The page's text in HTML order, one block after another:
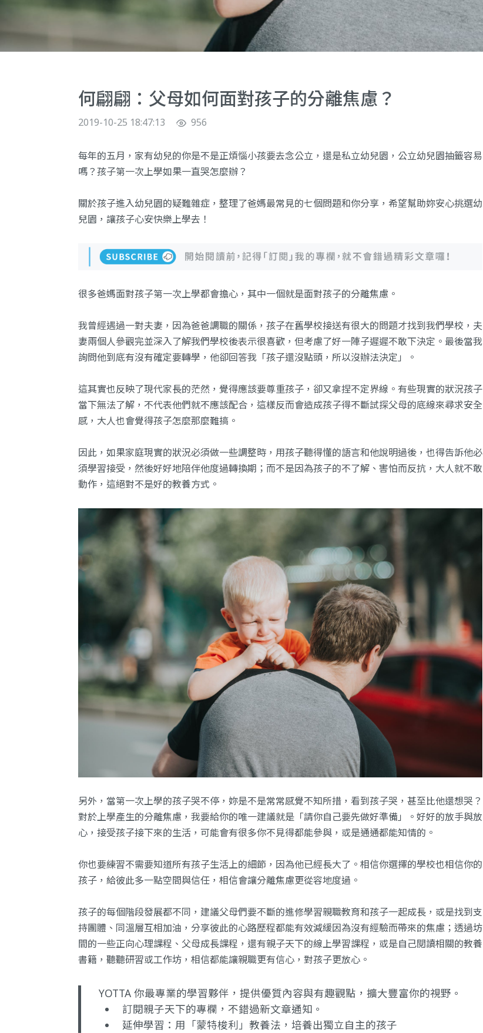
何翩翩：父母如何面對孩子的分離焦慮？
2019-10-25 18:47:13 956
每年的五月，家有幼兒的你是不是正煩惱小孩要去念公立，還是私立幼兒園，公立幼兒園抽籤容易
嗎？孩子第一次上學如果一直哭怎麼辦？
關於孩子進入幼兒園的疑難雜症，整理了爸媽最常見的七個問題和你分享，希望幫助妳安心挑選幼
兒園，讓孩子心安快樂上學去！
很多爸媽面對孩子第一次上學都會擔心，其中一個就是面對孩子的分離焦慮。
我曾經遇過一對夫妻，因為爸爸調職的關係，孩子在舊學校接送有很大的問題才找到我們學校，夫
妻兩個人參觀完並深入了解我們學校後表示很喜歡，但考慮了好一陣子遲遲不敢下決定。最後當我
詢問他到底有沒有確定要轉學，他卻回答我「孩子還沒點頭，所以沒辦法決定」。
這其實也反映了現代家長的茫然，覺得應該要尊重孩子，卻又拿捏不定界線。有些現實的狀況孩子
當下無法了解，不代表他們就不應該配合，這樣反而會造成孩子得不斷試探父母的底線來尋求安全
感，大人也會覺得孩子怎麼那麼難搞。
因此，如果家庭現實的狀況必須做一些調整時，用孩子聽得懂的語言和他說明過後，也得告訴他必
須學習接受，然後好好地陪伴他度過轉換期；而不是因為孩子的不了解、害怕而反抗，大人就不敢
動作，這絕對不是好的教養方式。
另外，當第一次上學的孩子哭不停，妳是不是常常感覺不知所措，看到孩子哭，甚至比他還想哭？
對於上學產生的分離焦慮，我要給你的唯一建議就是「請你自己要先做好準備」。好好的放手與放
心，接受孩子接下來的生活，可能會有很多你不見得都能參與，或是通通都能知情的。
你也要練習不需要知道所有孩子生活上的細節，因為他已經長大了。相信你選擇的學校也相信你的
孩子，給彼此多一點空間與信任，相信會讓分離焦慮更從容地度過。
孩子的每個階段發展都不同，建議父母們要不斷的進修學習親職教育和孩子一起成長，或是找到支
持團體、同溫層互相加油，分享彼此的心路歷程都能有效減緩因為沒有經驗而帶來的焦慮；透過坊
間的一些正向心理課程、父母成長課程，還有親子天下的線上學習課程，或是自己閱讀相關的教養
書籍，聽聽研習或工作坊，相信都能讓親職更有信心，對孩子更放心。
YOTTA 你最專業的學習夥伴，提供優質內容與有趣觀點，擴大豐富你的視野。
訂閱親子天下的專欄 ，不錯過新文章通知。
延伸學習： 用「蒙特梭利」教養法，培養出獨立自主的孩子